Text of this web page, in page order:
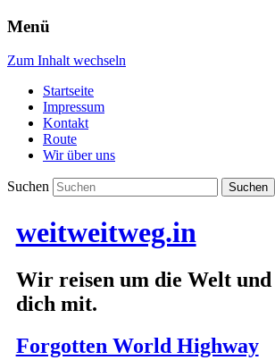
Menü
Zum Inhalt wechseln
Startseite
Impressum
Kontakt
Route
Wir über uns
Suchen
weitweitweg.in
Wir reisen um die Welt und
dich mit.
Forgotten World Highway